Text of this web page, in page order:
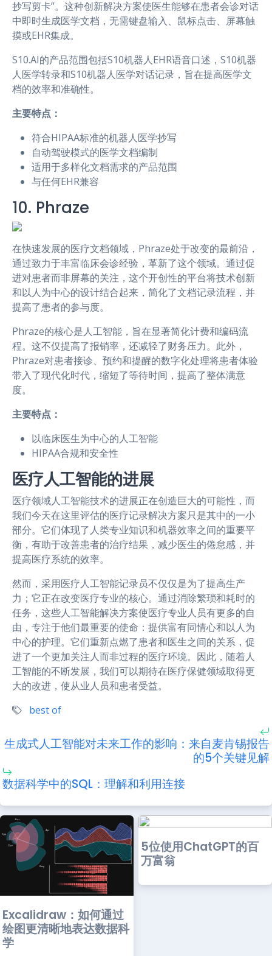
抄写剪卡”。这种创新解决方案使医生能够在患者会诊对话
中即时生成医学文档，无需键盘输入、鼠标点击、屏幕触
摸或EHR集成。
S10.AI的产品范围包括S10机器人EHR语音口述，S10机器
人医学转录和S10机器人医学对话记录，旨在提高医学文
档的效率和准确性。
主要特点：
符合HIPAA标准的机器人医学抄写
自动驾驶模式的医学文档编制
适用于多样化文档需求的产品范围
与任何EHR兼容
10. Phraze
在快速发展的医疗文档领域，Phraze处于改变的最前沿，
通过致力于丰富临床会诊经验，革新了这个领域。通过促
进对患者而非屏幕的关注，这个开创性的平台将技术创新
和以人为中心的设计结合起来，简化了文档记录流程，并
提高了患者的参与度。
Phraze的核心是人工智能，旨在显著简化计费和编码流
程。这不仅提高了报销率，还减轻了财务压力。此外，
Phraze对患者接诊、预约和提醒的数字化处理将患者体验
带入了现代化时代，缩短了等待时间，提高了整体满意
度。
主要特点：
以临床医生为中心的人工智能
HIPAA合规和安全性
医疗人工智能的进展
医疗领域人工智能技术的进展正在创造巨大的可能性，而
我们今天在这里评估的医疗记录解决方案只是其中的一小
部分。它们体现了人类专业知识和机器效率之间的重要平
衡，有助于改善患者的治疗结果，减少医生的倦怠感，并
提高医疗系统的效率。
然而，采用医疗人工智能记录员不仅仅是为了提高生产
力；它正在改变医疗专业的核心。通过消除繁琐和耗时的
任务，这些人工智能解决方案使医疗专业人员有更多的自
由，专注于他们最重要的使命：提供富有同情心和以人为
中心的护理。它们重新点燃了患者和医生之间的关系，促
进了一个更加关注人而非过程的医疗环境。因此，随着人
工智能的不断发展，我们可以期待在医疗保健领域取得更
大的改进，使从业人员和患者受益。
best of
生成式人工智能对未来工作的影响：来自麦肯锡报告
的5个关键见解
数据科学中的SQL：理解和利用连接
Excalidraw：如何通过
绘图更清晰地表达数据科
学
5位使用ChatGPT的百
万富翁